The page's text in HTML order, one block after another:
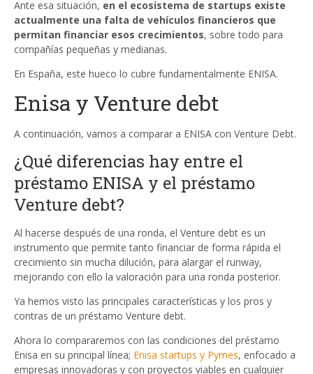
Ante esa situación, en el ecosistema de startups existe
actualmente una falta de vehículos financieros que
permitan financiar esos crecimientos, sobre todo para
compañías pequeñas y medianas.
En España, este hueco lo cubre fundamentalmente ENISA.
Enisa y Venture debt
A continuación, vamos a comparar a ENISA con Venture Debt.
¿Qué diferencias hay entre el
préstamo ENISA y el préstamo
Venture debt?
Al hacerse después de una ronda, el Venture debt es un
instrumento que permite tanto financiar de forma rápida el
crecimiento sin mucha dilución, para alargar el runway,
mejorando con ello la valoración para una ronda posterior.
Ya hemos visto las principales características y los pros y
contras de un préstamo Venture debt.
Ahora lo compararemos con las condiciones del préstamo
Enisa en su principal línea; Enisa startups y Pymes, enfocado a
empresas innovadoras y con proyectos viables en cualquier